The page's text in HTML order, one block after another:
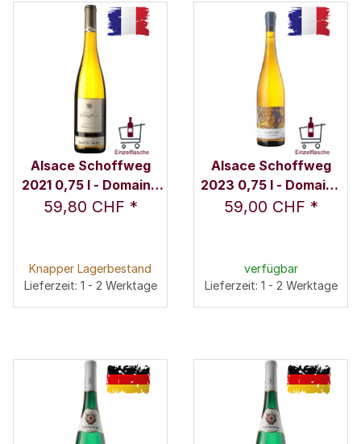
Alsace Schoffweg
2021 0,75 l - Domaine
Marcel Deiss
59,80 CHF *
Knapper Lagerbestand
Lieferzeit: 1 - 2 Werktage
Alsace Schoffweg
2023 0,75 l - Domaine
Marcel Deiss
59,00 CHF *
verfügbar
Lieferzeit: 1 - 2 Werktage